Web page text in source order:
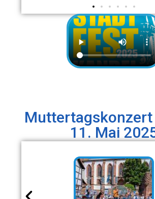
Muttertagskonzert
11. Mai